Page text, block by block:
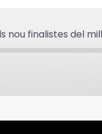
nou finalistes del